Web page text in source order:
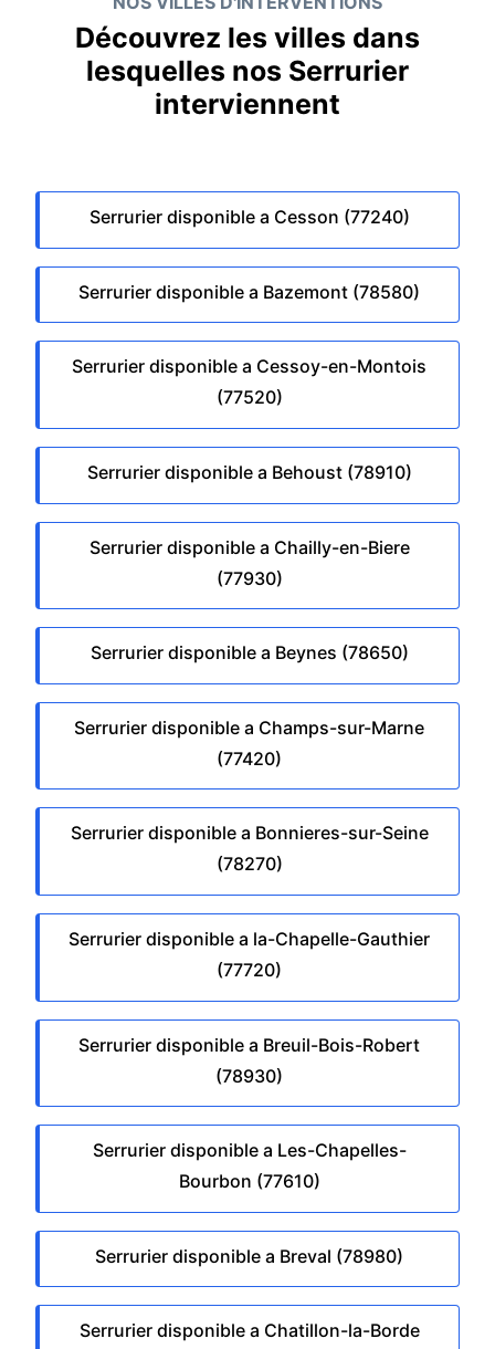
Découvrez les villes dans
lesquelles nos Serrurier
interviennent
Serrurier disponible a Cesson (77240)
Serrurier disponible a Bazemont (78580)
Serrurier disponible a Cessoy-en-Montois
(77520)
Serrurier disponible a Behoust (78910)
Serrurier disponible a Chailly-en-Biere
(77930)
Serrurier disponible a Beynes (78650)
Serrurier disponible a Champs-sur-Marne
(77420)
Serrurier disponible a Bonnieres-sur-Seine
(78270)
Serrurier disponible a la-Chapelle-Gauthier
(77720)
Serrurier disponible a Breuil-Bois-Robert
(78930)
Serrurier disponible a Les-Chapelles-
Bourbon (77610)
Serrurier disponible a Breval (78980)
Serrurier disponible a Chatillon-la-Borde